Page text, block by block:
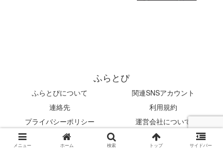
ふらとぴ
ふらとぴについて
関連SNSアカウント
連絡先
利用規約
プライバシーポリシー
運営会社について
© 2019 ふらとぴ.
メニュー ホーム 検索 トップ サイドバー